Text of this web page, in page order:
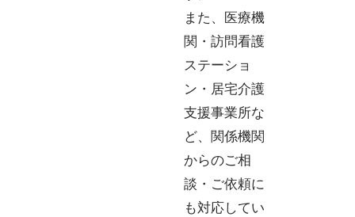
また、医療機
関・訪問看護
ステーショ
ン・ 居宅介護
支援事業所な
ど、関係機関
からのご相
談・ ご依頼に
も対応してい